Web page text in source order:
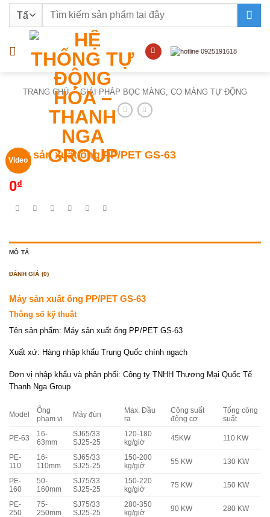
nội
Tìm
TRANG CHỦ / GIẢI PHÁP BỌC MÀNG, CO MÀNG TỰ ĐỘNG
Video
Máy sản xuất ống PP/PET GS-63
0₫
MÔ TẢ
ĐÁNH GIÁ (0)
Máy sản xuất ống PP/PET GS-63
Thông số kỹ thuật
Tên sản phẩm: Máy sản xuất ống PP/PET GS-63
Xuất xứ: Hàng nhập khẩu Trung Quốc chính ngạch
Đơn vị nhập khẩu và phân phối: Công ty TNHH Thương Mại Quốc Tế
Thanh Nga Group
Model
Ống
phạm vi
Máy đùn
Max. Đầu
ra
Công suất
động cơ
Tổng công
suất
PE-63
16-
63mm
SJ65/33
SJ25-25
120-180
kg/giờ
45KW 110 KW
PE-
110
16-
110mm
SJ65/33
SJ25-25
150-200
kg/giờ
55 KW 130 KW
PE-
160
50-
160mm
SJ75/33
SJ25-25
150-220
kg/giờ
75 KW 150 KW
PE-
250
75-
250mm
SJ75/33
SJ25-25
280-350
kg/giờ
90 KW 280 KW